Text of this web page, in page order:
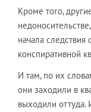
Кроме того,
начала
конспиративной
И там, по их
они заходили в
выходили оттуда.